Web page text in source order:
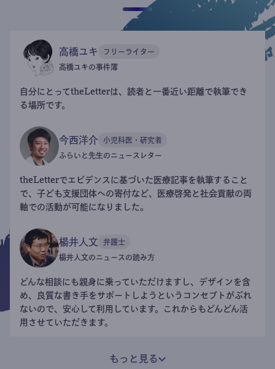
高橋ユキ フリーライター
高橋ユキの事件簿
自分にとってtheLetterは、読者と一番近い距離で執筆でき
る場所です。
今西洋介 小児科医・研究者
ふらいと先生のニュースレター
theLetterでエビデンスに基づいた医療記事を執筆すること
で、子ども支援団体への寄付など、医療啓発と社会貢献の両
軸での活動が可能になりました。
楊井人文 弁護士
楊井人文のニュースの読み方
どんな相談にも親身に乗っていただけますし、デザインを含
め、良質な書き手をサポートしようというコンセプトがぶれ
ないので、安心して利用しています。これからもどんどん活
用させていただきます。
もっと見る